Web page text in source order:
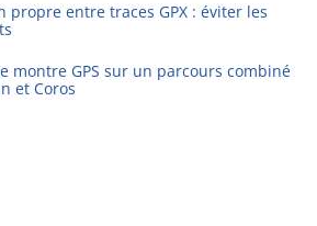
propre entre traces GPX : éviter les
montre GPS sur un parcours combiné
et Coros